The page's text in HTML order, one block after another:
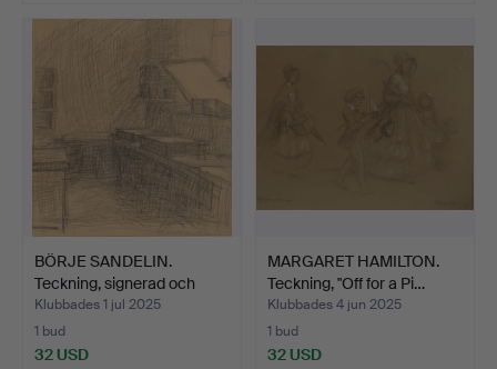
BÖRJE SANDELIN.
Teckning, signerad och
dat…
Klubbades 1 jul 2025
1 bud
32 USD
MARGARET HAMILTON.
Teckning, "Off for a Pi…
Klubbades 4 jun 2025
1 bud
32 USD